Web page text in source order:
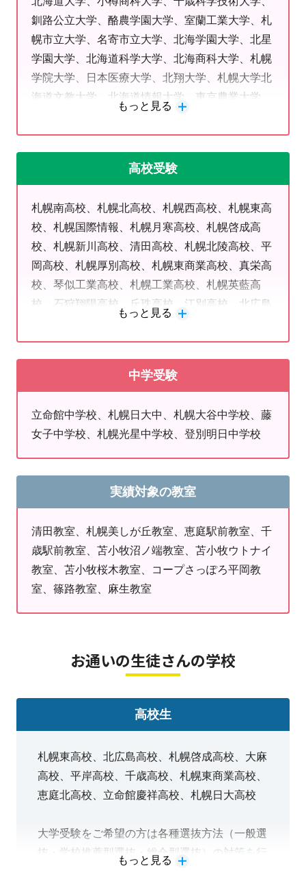
道コンや英検など、目標作りの機会を定期開催していま
す。
新規・転塾をお考えの方へ
「環境を変えよう」という直感を、最高のスタ
塾を探す理由や目標は、通い始めてからも変わっていく
ものです。
「いま、変えたい」
恵庭駅前教室なら、どんな目標の変化にも全力で応え続
けます。
◆小学生のお子様がいる保護者様へ
勉強を「大好きな習い事」にしましょう。
塾を「勉強する堅い場所」にするか、「楽しくて自信が
・楽しく通えるから、勉強に前向きになる
手厚い「めんどうみ」で、わからないをそのままにし
ない
「できた！」の積み重ねが、何事にも折れない自信に
なる
◆中高生のお子様がいる保護者様へ
高校に入ってから焦る前に。知っておくべき、
・義務教育の終わり：成績次第では、進級に関わる厳
しい現実がある
・桁違いの難易度： 大学受験に必要な勉強量は、高校
入試とは比にならない
・成績が未来の選択肢：就職を希望する場合でも、評
ら高校までずっと変わらずに支え続けます。
釧路公立大学、酪農学園大学、室蘭工業大学、札
幌市立大学、名寄市立大学、北海学園大学、北星
学園大学、北海道科学大学、北海商科大学、札幌
学院大学、日本医療大学、北翔大学、札幌大学北
海道文教大学、北海道情報大学、東京農業大学、
学院大学、大阪芸術大学、鹿児島大学、長崎大
学、都留文科大学、北見工業大学
もっと見る
高校受験
札幌南高校、札幌北高校、札幌西高校、札幌東高
校、札幌国際情報、札幌月寒高校、札幌啓成高
校、札幌新川高校、清田高校、札幌北陵高校、平
岡高校、札幌厚別高校、札幌東商業高校、真栄高
校、琴似工業高校、札幌工業高校、札幌英藍高
校、石狩翔陽高校、丘珠高校、江別高校、北広島
庭南高校、室蘭栄高校、苫小牧東高校、苫小牧南
高校、苫小牧西高校、苫小牧総合経済高校、苫小
牧工業高校、苫小牧高専、富川高校、追分高校
もっと見る
中学受験
立命館中学校、札幌日大中、札幌大谷中学校、藤
女子中学校、札幌光星中学校、登別明日中学校
実績対象の教室
清田教室、札幌美しが丘教室、恵庭駅前教室、千
歳駅前教室、苫小牧沼ノ端教室、苫小牧ウトナイ
教室、苫小牧桜木教室、コープさっぽろ平岡教
室、篠路教室、麻生教室
お通いの生徒さんの学校
高校生
札幌東高校、北広島高校、札幌啓成高校、大麻
高校、平岸高校、千歳高校、札幌東商業高校、
恵庭北高校、立命館慶祥高校、札幌日大高校
大学受験をご希望の方は各種選抜方法（一般選
抜・学校推薦型選抜・総合型選抜）の対策を行
もっと見る